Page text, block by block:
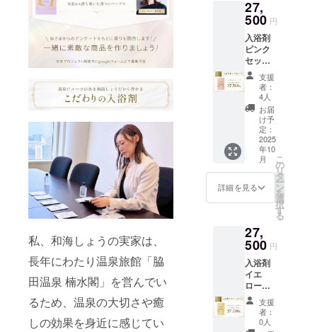
私、和海しょうの実家は、
長年にわたり温泉旅館「脇
田温泉 楠水閣」を営んでい
るため、温泉の大切さや癒
しの効果を身近に感じてい
ます。
【香
り】 皆
様のア
ンケー
ト(本プ
ロジェ
クト期
間中に
google
フォー
ムにて
募集)を
もとに
調合さ
せてい
ます。
りま
す。秀
麗な犬
鳴山系
のふも
と脇田
温泉
は、元
禄十六
年「筑
前続風
土記」
に記さ
れた温
泉で
「美肌
の湯」
す。
【香
り】 皆
様のア
ンケー
ト(本プ
ロジェ
クト期
間中に
の入浴
剤バラ
エティ
セッ
ト。半
年分の
楽しい
バスラ
イフを
お届
け。
【ご利
用方
法】 浴
槽の湯
（約
200L）
くかき
混ぜて
からご
入浴下
さい。
【成
分】 脇
田温泉
の成分
27,
500 円
入浴剤
ピンク
セット
【半年
コー
ス】 ピ
ンクの
香りの
入浴剤
を1ヶ月
1パック
×6ヶ月
分＝6
パック
（60
袋）お
ます。
【ご利
用方
法】 浴
槽の湯
（約
200L）
に１包
を入
支援
者：
4人
お届
け予
定：
2025
年10
月
詳細を見る
こ
の
リ
タ
ー
ン
を
選
択
す
る
27,
500 円
入浴剤
イエ
ロー
セット
【半年
コー
支援
者：
0人